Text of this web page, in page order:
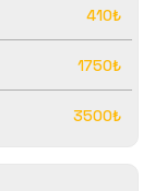
410₺
1750₺
3500₺